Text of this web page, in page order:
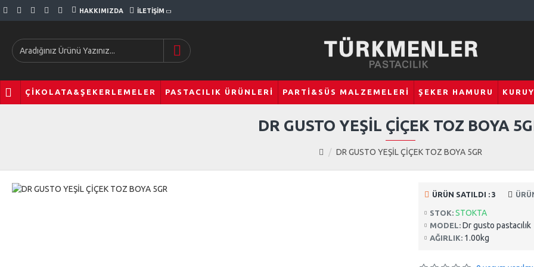
HAKKIMIZDA İLETIŞIM
ÇIKOLATA&ŞEKERLEMELER PASTACILIK ÜRÜNLERI PARTI&SÜS MALZEMELERI ŞEKER HAMURU
DR GUSTO YEŞİL ÇİÇEK TOZ BOYA 5GR
DR GUSTO YEŞİL ÇİÇEK TOZ BOYA
STOK: STOKTA
MODEL: Dr gusto pastacılık
AĞIRLIK: 1.00kg
ÜRÜN SATILDI : 3